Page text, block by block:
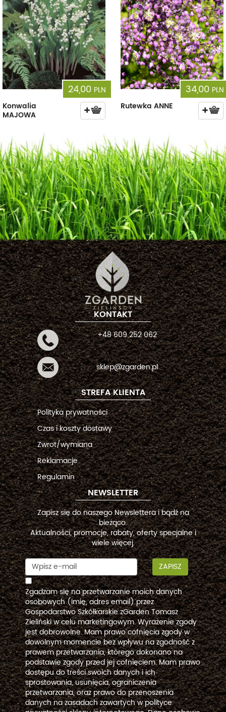
24,00 PLN
Konwalia
MAJOWA
34,00 PLN
Rutewka ANNE
KONTAKT
+48 609 252 062
sklep@zgarden.pl
STREFA KLIENTA
Polityka prywatności
Czas i koszty dostawy
Zwrot/wymiana
Reklamacje
Regulamin
NEWSLETTER
Zapisz się do naszego Newslettera i bądź na
bieżąco.
Aktualności, promocje, rabaty, oferty specjalne i
wiele więcej.
ZAPISZ
Zgadzam się na przetwarzanie moich danych
osobowych (imię, adres email) przez
Gospodarstwo Szkółkarskie zGarden Tomasz
Zieliński w celu marketingowym. Wyrażenie zgody
jest dobrowolne. Mam prawo cofnięcia zgody w
dowolnym momencie bez wpływu na zgodność z
prawem przetwarzania, którego dokonano na
podstawie zgody przed jej cofnięciem. Mam prawo
dostępu do treści swoich danych i ich
sprostowania, usunięcia, ograniczenia
przetwarzania, oraz prawo do przenoszenia
danych na zasadach zawartych w polityce